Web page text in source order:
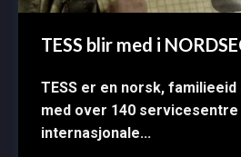
TESS blir med i
TESS er en norsk,
med over 140
internasjonale...